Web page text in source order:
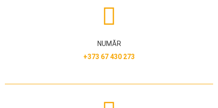
NUMĂR
+373 67 430 273